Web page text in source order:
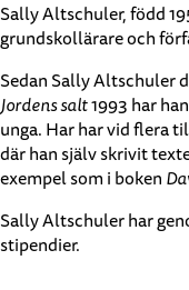
Sally Altschuler, född
grundskollärare och
Sedan Sally Altschuler
Jordens salt1993 har
unga. Har har vid flera
där han själv skrivit
exempel som i boken
Sally Altschuler har
stipendier.